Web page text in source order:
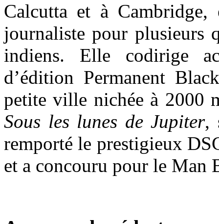
Calcutta et à
journaliste pour plusieurs
indiens. Elle codirige
d’édition Permanent
petite ville nichée à 2000
Sous les lunes de Jupiter,
remporté le prestigieux
et a concouru pour le Man